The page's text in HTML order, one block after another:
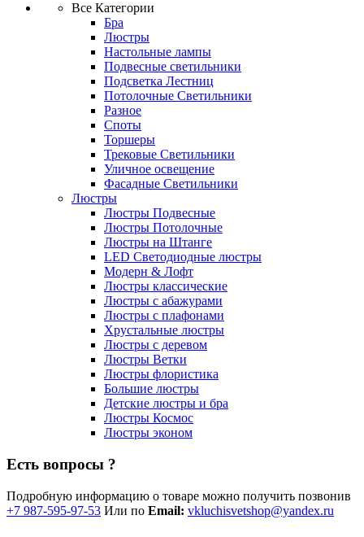
Все Категории
Бра
Люстры
Настольные лампы
Подвесные светильники
Подсветка Лестниц
Потолочные Светильники
Разное
Споты
Торшеры
Трековые Светильники
Уличное освещение
Фасадные Светильники
Люстры
Люстры Подвесные
Люстры Потолочные
Люстры на Штанге
LED Светодиодные люстры
Модерн & Лофт
Люстры классические
Люстры с абажурами
Люстры с плафонами
Хрустальные люстры
Люстры с деревом
Люстры Ветки
Люстры флористика
Большие люстры
Детские люстры и бра
Люстры Космос
Люстры эконом
Есть вопросы ?
Подробную информацию о товаре можно получить позвонив
+7 987-595-97-53 Или по Email: vkluchisvetshop@yandex.ru